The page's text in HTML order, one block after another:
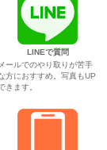
LINEで質問
メールでのやり取りが苦手
方におすすめ。写真もUP
きます。